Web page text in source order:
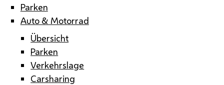
Parken
Auto & Motorrad
Übersicht
Parken
Verkehrslage
Carsharing